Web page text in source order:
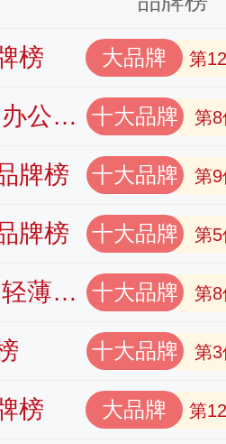
榜 大品牌 第
商务笔记本·办公笔记本品牌榜 十大品牌 第8
牌榜 十大品牌 第9
牌榜 十大品牌 第5
轻薄笔记本·轻薄本品牌榜 十大品牌 第8
十大品牌 第3
榜 大品牌 第